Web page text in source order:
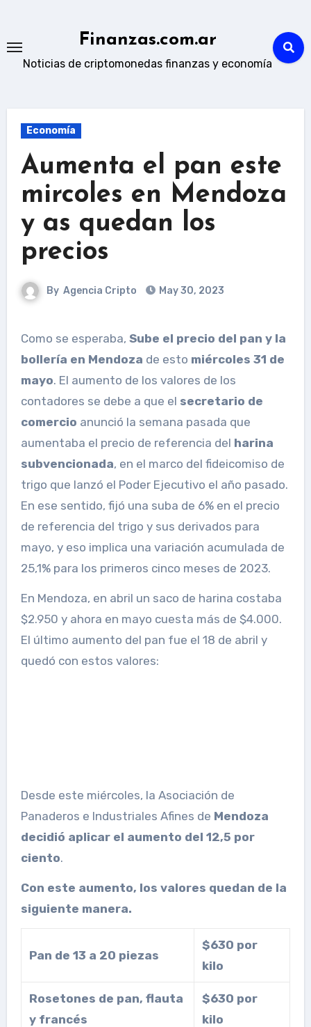
content
Finanzas.com.ar
Noticias de criptomonedas finanzas y economía
Economía
Aumenta el pan este
mircoles en Mendoza
y as quedan los
precios
By Agencia Cripto May 30, 2023
Como se esperaba, Sube el precio del pan y la
bollería en Mendoza de esto miércoles 31 de
mayo. El aumento de los valores de los
contadores se debe a que el secretario de
comercio anunció la semana pasada que
aumentaba el precio de referencia del harina
subvencionada, en el marco del fideicomiso de
trigo que lanzó el Poder Ejecutivo el año pasado.
En ese sentido, fijó una suba de 6% en el precio
de referencia del trigo y sus derivados para
mayo, y eso implica una variación acumulada de
25,1% para los primeros cinco meses de 2023.
En Mendoza, en abril un saco de harina costaba
$2.950 y ahora en mayo cuesta más de $4.000.
El último aumento del pan fue el 18 de abril y
quedó con estos valores:
Desde este miércoles, la Asociación de
Panaderos e Industriales Afines de Mendoza
decidió aplicar el aumento del 12,5 por
ciento.
Con este aumento, los valores quedan de la
siguiente manera.
Pan de 13 a 20 piezas
$630 por
kilo
Rosetones de pan, flauta
y francés
$630 por
kilo